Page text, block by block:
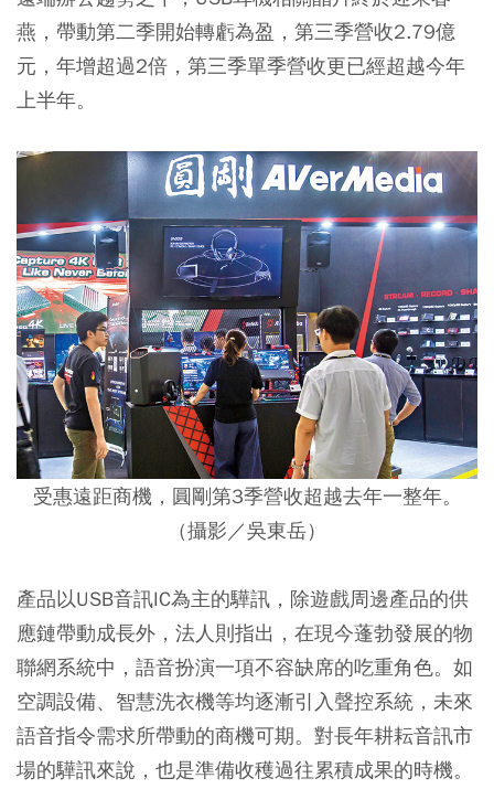
燕，帶動第二季開始轉虧為盈，第三季營收2.79億
元，年增超過2倍，第三季單季營收更已經超越今年
上半年。
受惠遠距商機，圓剛第3季營收超越去年一整年。
（攝影／吳東岳）
產品以USB音訊IC為主的驊訊，除遊戲周邊產品的供
應鏈帶動成長外，法人則指出，在現今蓬勃發展的物
聯網系統中，語音扮演一項不容缺席的吃重角色。如
空調設備、智慧洗衣機等均逐漸引入聲控系統，未來
語音指令需求所帶動的商機可期。對長年耕耘音訊市
場的驊訊來說，也是準備收穫過往累積成果的時機。